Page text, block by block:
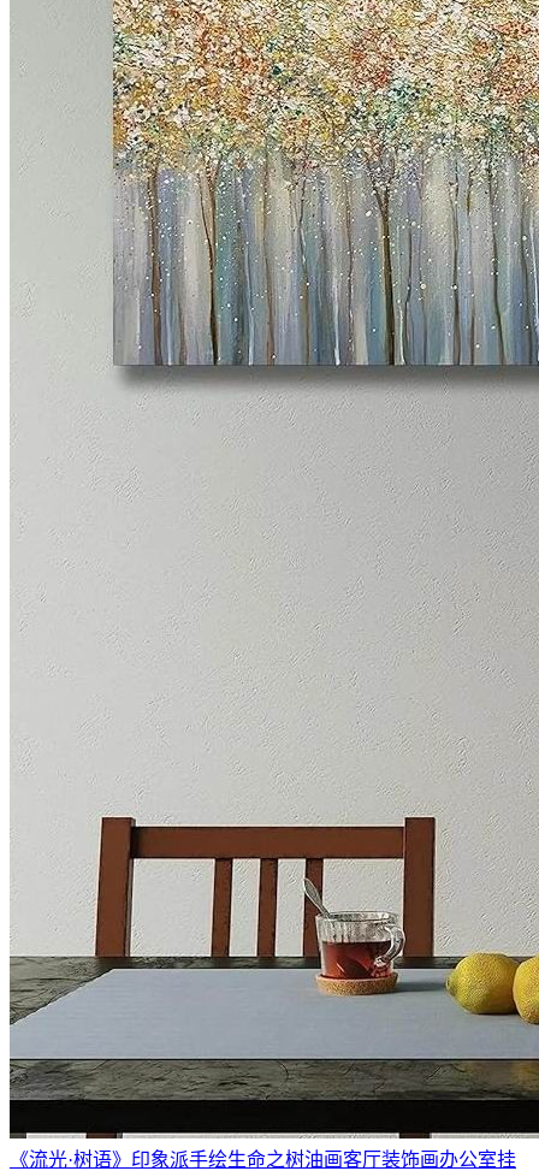
《流光·树语》印象派手绘生命之树油画客厅装饰画办公室挂